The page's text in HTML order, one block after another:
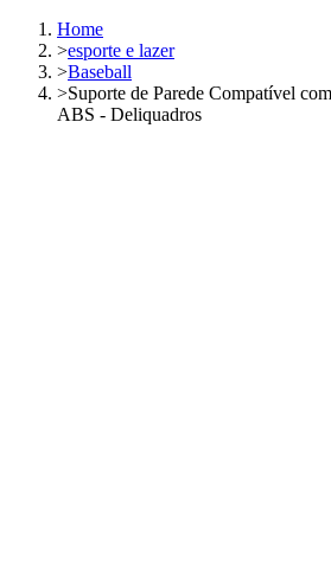
Home
>esporte e lazer
>Baseball
>Suporte de Parede Compatível
ABS - Deliquadros